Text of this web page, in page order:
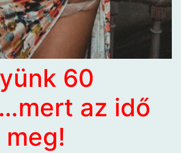
60
az idő
meg!